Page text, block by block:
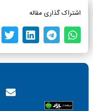
اشتراک گذاری مقاله